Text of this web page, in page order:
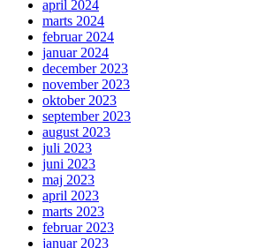
april 2024
marts 2024
februar 2024
januar 2024
december 2023
november 2023
oktober 2023
september 2023
august 2023
juli 2023
juni 2023
maj 2023
april 2023
marts 2023
februar 2023
januar 2023